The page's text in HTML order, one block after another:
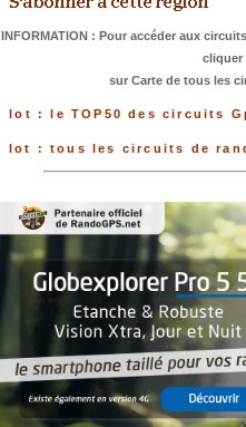
INFORMATION : Pour accéder aux
cliquer
sur Carte de tous les
lot : le TOP50 des circuits
lot : tous les circuits de